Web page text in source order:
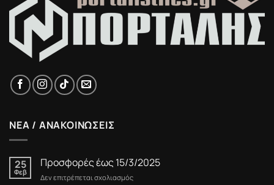
ΝΕΑ / ΑΝΑΚΟΙΝΩΣΕΙΣ
25
Φεβ
Προσφορές έως 15/3/2025
Δεν επιτρέπεται σχολιασμόςστο